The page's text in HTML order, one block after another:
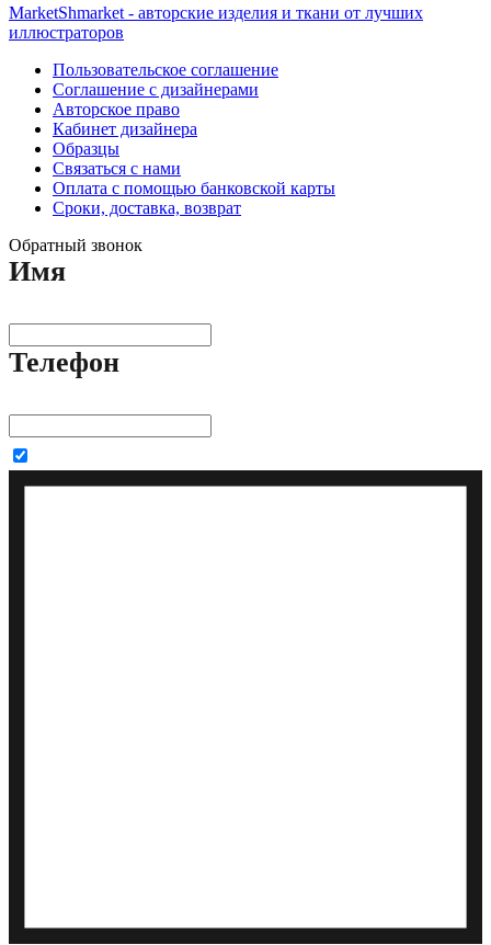
MarketShmarket - авторские изделия и ткани от лучших
иллюстраторов
Пользовательское соглашение
Соглашение с дизайнерами
Авторское право
Кабинет дизайнера
Образцы
Связаться с нами
Оплата с помощью банковской карты
Сроки, доставка, возврат
Обратный звонок
Имя
Телефон